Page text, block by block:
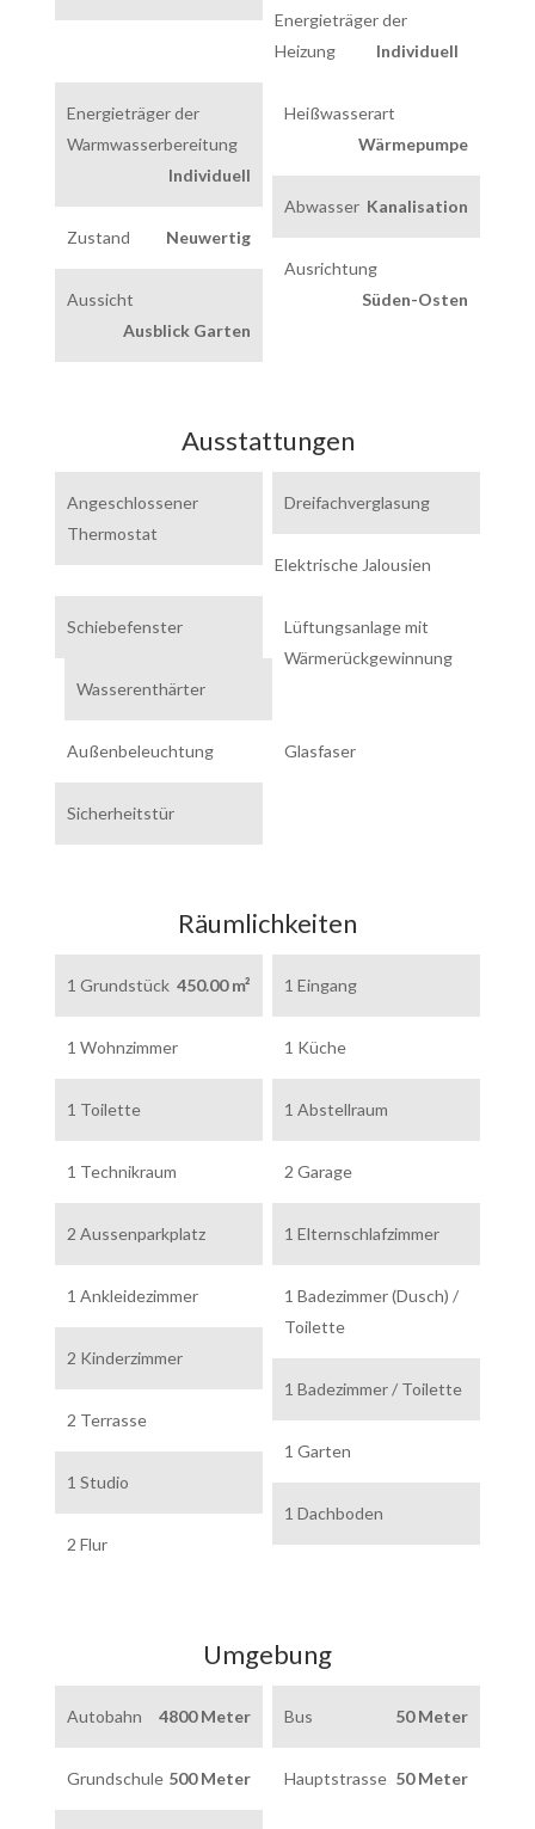
Energieträger der
Heizung
Individuell
Heißwasserart
Wärmepumpe
Energieträger der
Warmwasserbereitung
Individuell
Abwasser Kanalisation
Zustand
Neuwertig
Ausrichtung
Süden-Osten
Aussicht
Ausblick Garten
Ausstattungen
Angeschlossener
Thermostat
Dreifachverglasung
Elektrische Jalousien
Lüftungsanlage mit
Wärmerückgewinnung
Schiebefenster
Wasserenthärter
Außenbeleuchtung Glasfaser
Sicherheitstür
Räumlichkeiten
1 Grundstück 450.00 m² 1 Eingang
1 Wohnzimmer 1 Küche
1 Toilette 1 Abstellraum
1 Technikraum 2 Garage
2 Aussenparkplatz 1 Elternschlafzimmer
1 Ankleidezimmer
1 Badezimmer (Dusch) /
Toilette
2 Kinderzimmer
1 Badezimmer / Toilette
2 Terrasse
1 Garten
1 Studio
1 Dachboden
2 Flur
Umgebung
Autobahn 4800 Meter Bus 50 Meter
Grundschule 500 Meter Hauptstrasse 50 Meter